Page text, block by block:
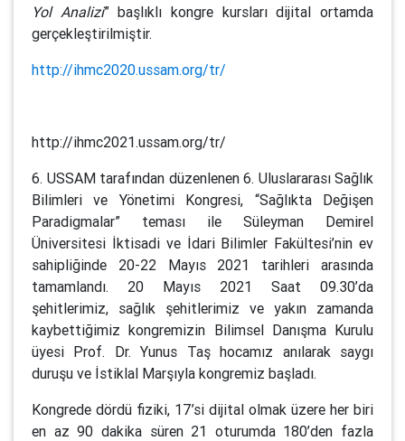
Yol Analizi” başlıklı kongre kursları dijital ortamda
gerçekleştirilmiştir.
http://ihmc2020.ussam.org/tr/
http://ihmc2021.ussam.org/tr/
6. USSAM tarafından düzenlenen 6. Uluslararası Sağlık
Bilimleri ve Yönetimi Kongresi, “Sağlıkta Değişen
Paradigmalar” teması ile Süleyman Demirel
Üniversitesi İktisadi ve İdari Bilimler Fakültesi’nin ev
sahipliğinde 20-22 Mayıs 2021 tarihleri arasında
tamamlandı. 20 Mayıs 2021 Saat 09.30’da
şehitlerimiz, sağlık şehitlerimiz ve yakın zamanda
kaybettiğimiz kongremizin Bilimsel Danışma Kurulu
üyesi Prof. Dr. Yunus Taş hocamız anılarak saygı
duruşu ve İstiklal Marşıyla kongremiz başladı.
Kongrede dördü fiziki, 17’si dijital olmak üzere her biri
en az 90 dakika süren 21 oturumda 180’den fazla